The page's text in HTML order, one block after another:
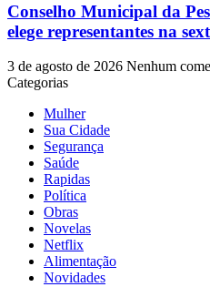
Conselho Municipal da
elege representantes na
3 de agosto de 2026 Nenhum
Categorias
Mulher
Sua Cidade
Segurança
Saúde
Rapidas
Política
Obras
Novelas
Netflix
Alimentação
Novidades